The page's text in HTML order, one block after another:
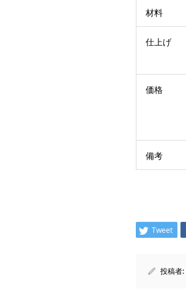
材料
仕上げ
価格
備考
Tweet
投稿者: